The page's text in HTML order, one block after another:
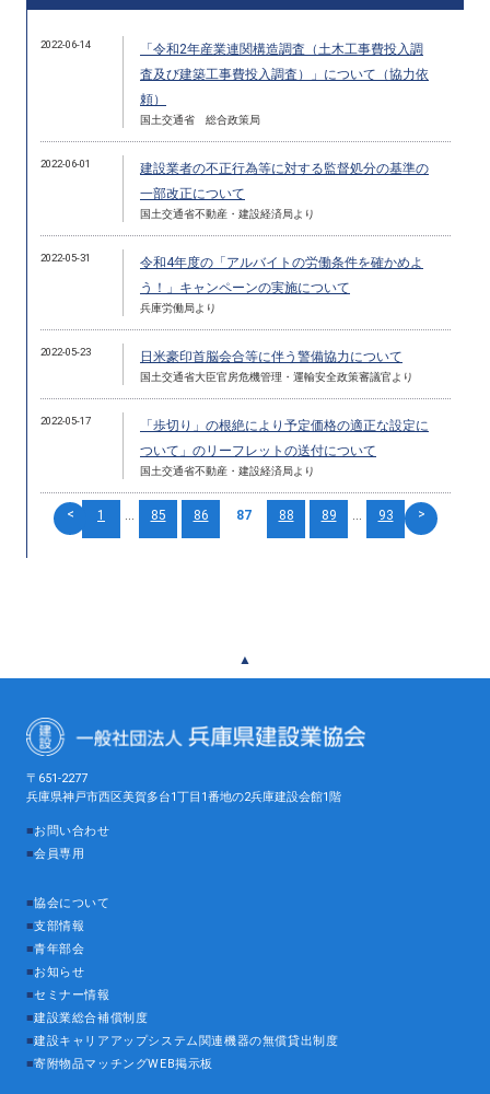
2022-06-14
「令和2年産業連関構造調査（土木工事費投入調
査及び建築工事費投入調査）」について（協力依
頼）
国土交通省 総合政策局
2022-06-01
建設業者の不正行為等に対する監督処分の基準の
一部改正について
国土交通省不動産・建設経済局より
2022-05-31
令和4年度の「アルバイトの労働条件を確かめよ
う！」キャンペーンの実施について
兵庫労働局より
2022-05-23 日米豪印首脳会合等に伴う警備協力について
国土交通省大臣官房危機管理・運輸安全政策審議官より
2022-05-17
「歩切り」の根絶により予定価格の適正な設定に
ついて」のリーフレットの送付について
国土交通省不動産・建設経済局より
< 1 ... 85 86 87 88 89 ... 93 >
▲
〒651-2277
兵庫県神戸市西区美賀多台1丁目1番地の2兵庫建設会館1階
■お問い合わせ
■会員専用
■協会について
■支部情報
■青年部会
■お知らせ
■セミナー情報
■建設業総合補償制度
■建設キャリアアップシステム関連機器の無償貸出制度
■寄附物品マッチングWEB掲示板